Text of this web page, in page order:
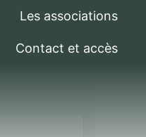
Les associations
Contact et accès